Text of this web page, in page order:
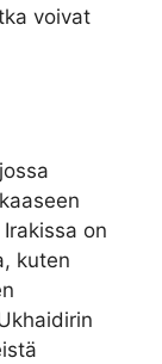
voivat
on
kuten